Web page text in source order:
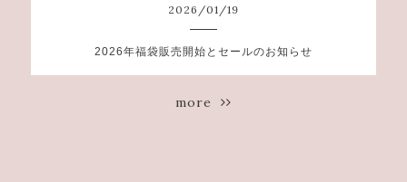
2026 /01 /19
2026年福袋販売開始とセールのお知らせ
more